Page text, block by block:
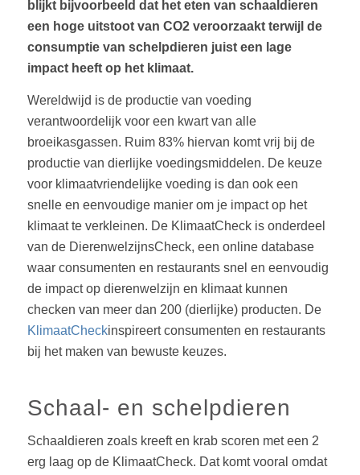
blijkt bijvoorbeeld dat het eten van schaaldieren
een hoge uitstoot van CO2 veroorzaakt terwijl de
consumptie van schelpdieren juist een lage
impact heeft op het klimaat.
Wereldwijd is de productie van voeding
verantwoordelijk voor een kwart van alle
broeikasgassen. Ruim 83% hiervan komt vrij bij de
productie van dierlijke voedingsmiddelen. De keuze
voor klimaatvriendelijke voeding is dan ook een
snelle en eenvoudige manier om je impact op het
klimaat te verkleinen. De KlimaatCheck is onderdeel
van de DierenwelzijnsCheck, een online database
waar consumenten en restaurants snel en eenvoudig
de impact op dierenwelzijn en klimaat kunnen
checken van meer dan 200 (dierlijke) producten. De
KlimaatCheckinspireert consumenten en restaurants
bij het maken van bewuste keuzes.
Schaal- en schelpdieren
Schaaldieren zoals kreeft en krab scoren met een 2
erg laag op de KlimaatCheck. Dat komt vooral omdat